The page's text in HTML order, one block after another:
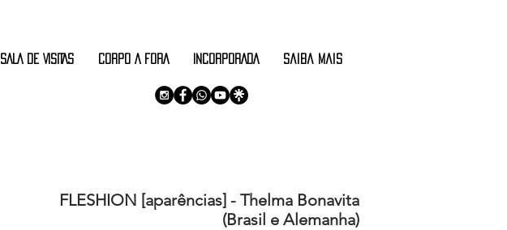
SALA DE VISITAS CORPO A FORA INCORPORADA saiba mais
FLESHION [aparências] - Thelma Bonavita
(Brasil e Alemanha)